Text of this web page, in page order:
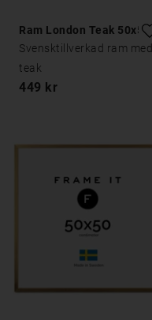
Ram London Teak 50x50
Svensktillverkad ram med
teak
449 kr